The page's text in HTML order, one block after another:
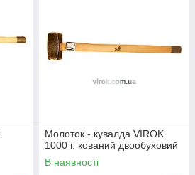
Молоток - кувалда VIROK
1000 г. кований двообуховий
В наявності